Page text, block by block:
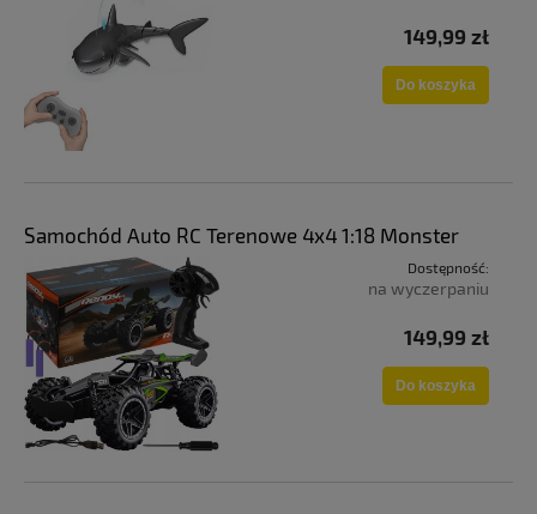
149,99 zł
Do koszyka
Samochód Auto RC Terenowe 4x4 1:18 Monster
Dostępność:
na wyczerpaniu
149,99 zł
Do koszyka